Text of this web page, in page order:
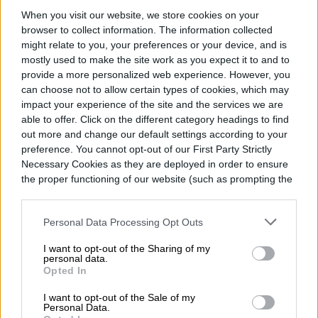
When you visit our website, we store cookies on your
browser to collect information. The information collected
might relate to you, your preferences or your device, and is
mostly used to make the site work as you expect it to and to
provide a more personalized web experience. However, you
can choose not to allow certain types of cookies, which may
impact your experience of the site and the services we are
able to offer. Click on the different category headings to find
out more and change our default settings according to your
preference. You cannot opt-out of our First Party Strictly
Necessary Cookies as they are deployed in order to ensure
the proper functioning of our website (such as prompting the
Personal Data Processing Opt Outs
I want to opt-out of the Sharing of my
personal data.
Opted In
I want to opt-out of the Sale of my
Personal Data.
Cuando OnePlus anunció su salida de
Norteamérica y Europa el mes pasado,
también confirmó que todos los
dispositivos elegibles para la próxima